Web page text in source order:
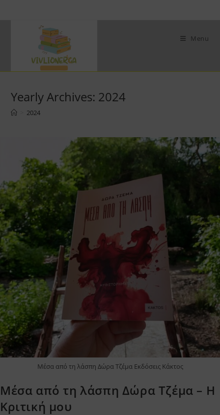
Menu
Yearly Archives: 2024
2024
Μέσα από τη λάσπη Δώρα Τζέμα Εκδόσεις Κάκτος
Μέσα από τη λάσπη Δώρα Τζέμα – Η
Κριτική μου